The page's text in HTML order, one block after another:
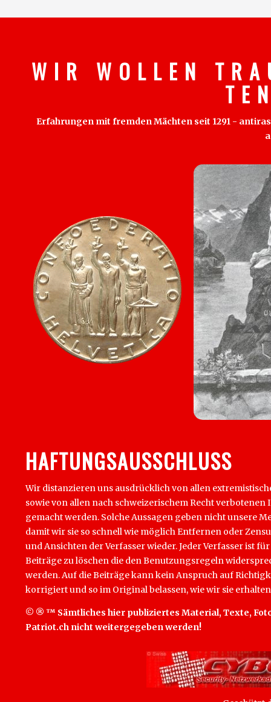
W I R W O L L E N T R
T E
Erfahrungen mit fremden Mächten seit 1291 -
HAFTUNGSAUSSCHLUSS
Wir distanzieren uns ausdrücklich von allen
sowie von allen nach schweizerischem Recht
gemacht werden. Solche Aussagen geben nicht unsere
damit wir sie so schnell wie möglich Entfernen oder
und Ansichten der Verfasser wieder. Jeder Verfasser ist
Beiträge zu löschen die den Benutzungsregeln
werden. Auf die Beiträge kann kein Anspruch auf
korrigiert und so im Original belassen, wie wir sie
© ® ™ Sämtliches hier publiziertes Material, Texte,
Patriot.ch nicht weitergegeben werden!